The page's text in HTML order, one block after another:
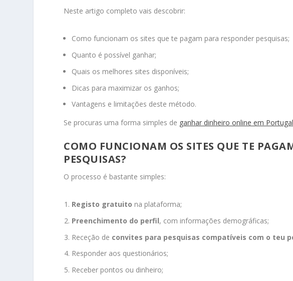
Neste artigo completo vais descobrir:
Como funcionam os sites que te pagam para responder pesquisas;
Quanto é possível ganhar;
Quais os melhores sites disponíveis;
Dicas para maximizar os ganhos;
Vantagens e limitações deste método.
Se procuras uma forma simples de ganhar dinheiro online em Portugal
COMO FUNCIONAM OS SITES QUE TE
PESQUISAS?
O processo é bastante simples:
Registo gratuito na plataforma;
Preenchimento do perfil, com informações demográficas;
Receção de convites para pesquisas compatíveis com o teu
Responder aos questionários;
Receber pontos ou dinheiro;